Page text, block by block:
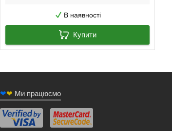
В наявності
Купити
❤❤ Ми працюємо